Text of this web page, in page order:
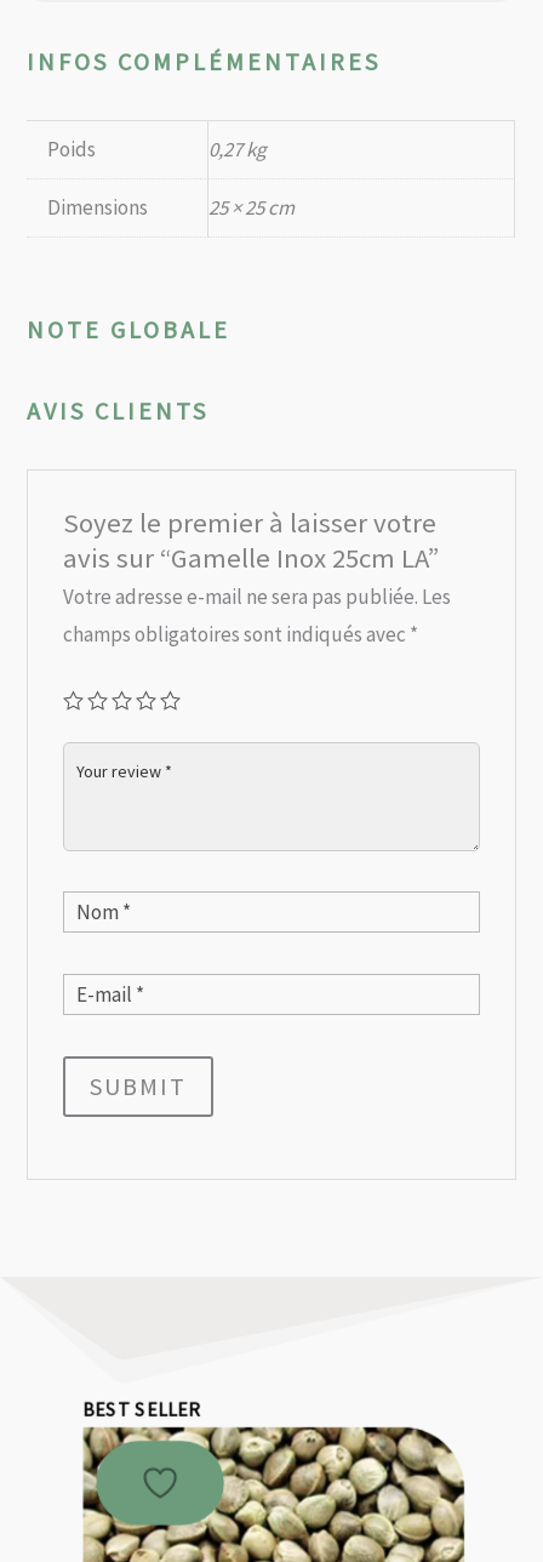
INFOS COMPLÉMENTAIRES
Poids 0,27 kg
Dimensions 25 × 25 cm
NOTE GLOBALE
AVIS CLIENTS
Soyez le premier à laisser votre
avis sur “Gamelle Inox 25cm LA”
Votre adresse e-mail ne sera pas publiée. Les
champs obligatoires sont indiqués avec *
SUBMIT
BEST SELLER